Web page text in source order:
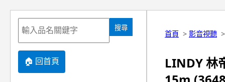
搜尋
🏠 回首頁
首頁 > 影音視聽
LINDY 林